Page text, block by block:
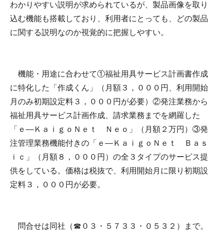
わかりやすい説明が求められているが、製品画像を取り
込む機能も搭載しており、利用者にとっても、どの製品
に関する説明なのか視覚的に把握しやすい。
機能・用途に合わせて①福祉用具サービス計画書作成
に特化した「作成くん」（月額３，０００円、利用開始
月のみ初期設定料３，０００円が必要）②発注業務から
福祉用具サービス計画作成、請求業務までを網羅した
「ｅ―ＫａｉｇｏＮｅｔ Ｎｅｏ」（月額２万円）③発
注管理業務機能付きの「ｅ―ＫａｉｇｏＮｅｔ Ｂａｓ
ｉｃ」（月額８，０００円）の全３タイプのサービス提
供をしている。価格は税抜で、利用開始月に限り初期設
定料３，０００円が必要。
問合せは同社（☎０３・５７３３・０５３２）まで。